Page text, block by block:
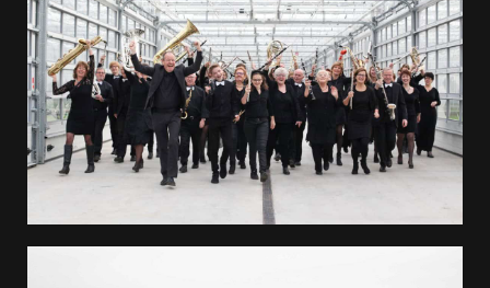
van Harmonie DSV. De instrumenten worden gratis ter
beschikking gesteld aan de leden.